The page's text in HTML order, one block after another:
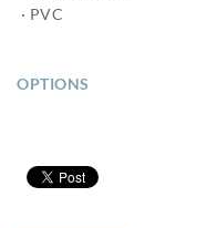
· PVC
OPTIONS